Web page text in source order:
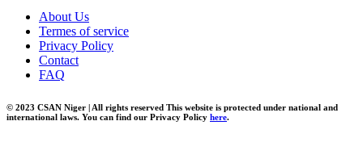
About Us
Termes of service
Privacy Policy
Contact
FAQ
© 2023 CSAN Niger | All rights reserved This website is protected under national and
international laws. You can find our Privacy Policy here.